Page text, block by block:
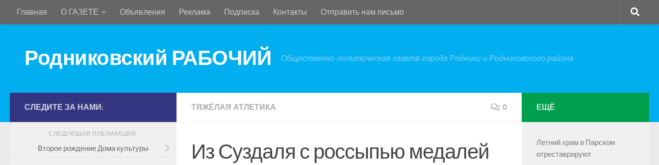
Перейти к содержимому
Главная О ГАЗЕТЕ Объявления Реклама Подписка Контакты Отправить нам письмо
Родниковский РАБОЧИЙ Общественно-политическая газета города Родники и Родниковского района
ТЯЖЁЛАЯ АТЛЕТИКА 0
Из Суздаля с россыпью медалей
СЛЕДИТЕ ЗА НАМИ:
СЛЕДУЮЩАЯ ПУБЛИКАЦИЯ
Второе рождение Дома культуры
ЕЩЁ
Летний храм в Парском
отреставрируют